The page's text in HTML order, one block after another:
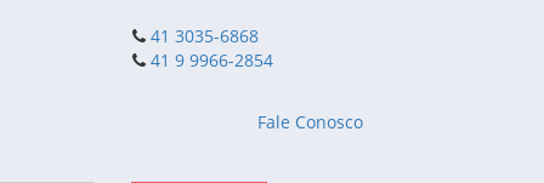
41 3035-6868
41 9 9966-2854
Fale Conosco